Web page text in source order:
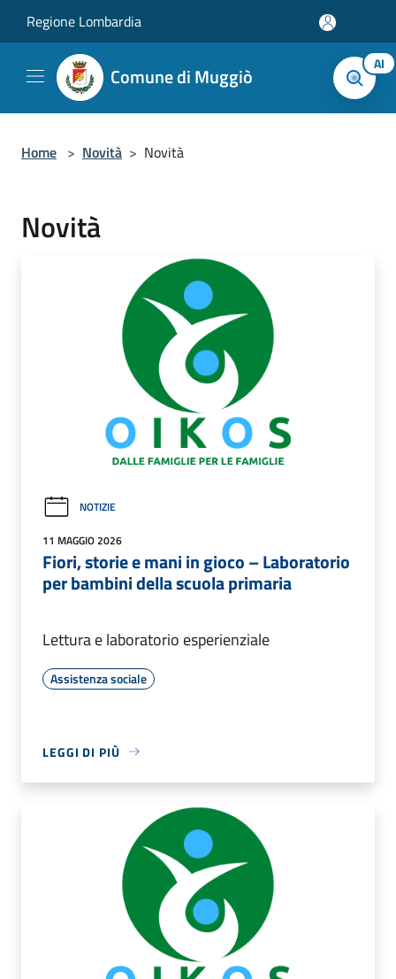
Regione Lombardia
Comune di Muggiò AI
Home > Novità > Novità
Novità
NOTIZIE
11 MAGGIO 2026
Fiori, storie e mani in gioco – Laboratorio
per bambini della scuola primaria
Lettura e laboratorio esperienziale
Assistenza sociale
LEGGI DI PIÙ